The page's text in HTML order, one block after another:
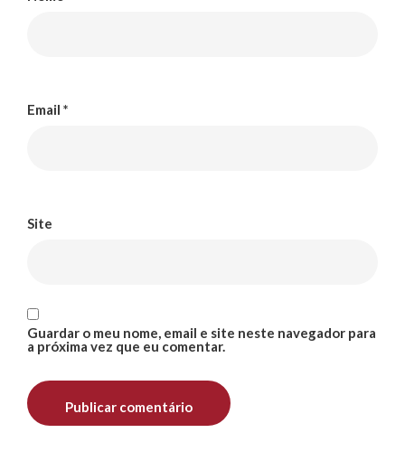
Email *
Site
Guardar o meu nome, email e site neste navegador para
a próxima vez que eu comentar.